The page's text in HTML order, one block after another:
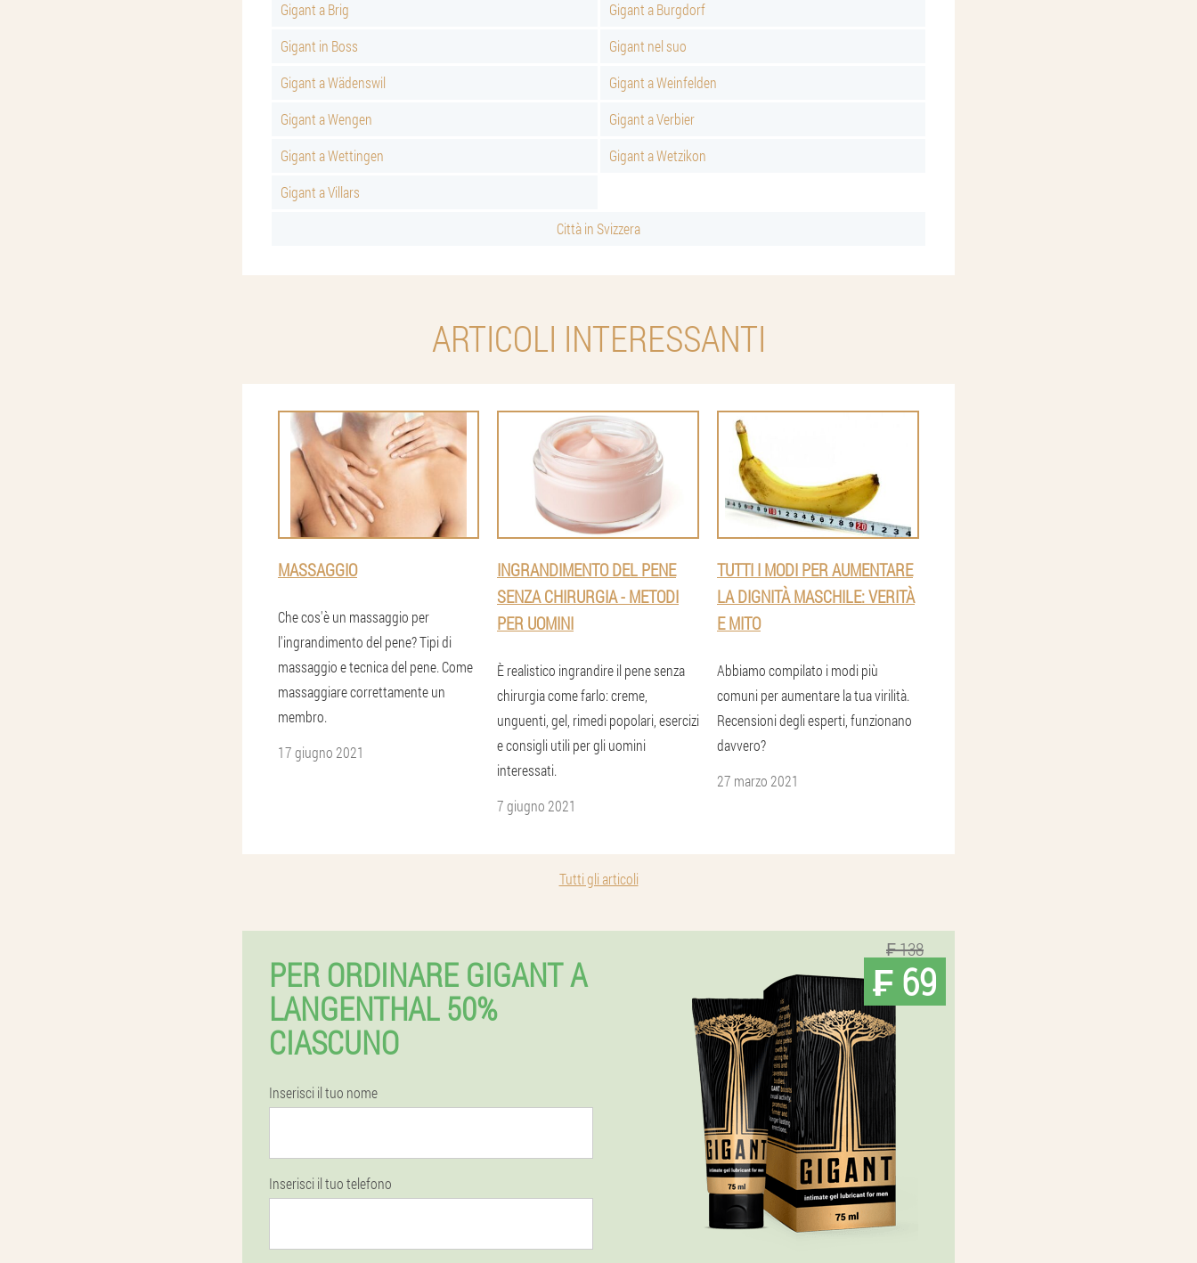
Gigant a Brig
Gigant a Burgdorf
Gigant in Boss
Gigant nel suo
Gigant a Wädenswil
Gigant a Weinfelden
Gigant a Wengen
Gigant a Verbier
Gigant a Wettingen
Gigant a Wetzikon
Gigant a Villars
Città in Svizzera
ARTICOLI INTERESSANTI
MASSAGGIO
Che cos'è un massaggio per
l'ingrandimento del pene? Tipi di
massaggio e tecnica del pene. Come
massaggiare correttamente un
membro.
17 giugno 2021
INGRANDIMENTO DEL PENE
SENZA CHIRURGIA - METODI
PER UOMINI
È realistico ingrandire il pene senza
chirurgia come farlo: creme,
unguenti, gel, rimedi popolari, esercizi
e consigli utili per gli uomini
interessati.
7 giugno 2021
TUTTI I MODI PER AUMENTARE
LA DIGNITÀ MASCHILE: VERITÀ
E MITO
Abbiamo compilato i modi più
comuni per aumentare la tua virilità.
Recensioni degli esperti, funzionano
davvero?
27 marzo 2021
Tutti gli articoli
PER ORDINARE GIGANT A
LANGENTHAL 50%
CIASCUNO
Inserisci il tuo nome
Inserisci il tuo telefono
₣ 138
₣ 69